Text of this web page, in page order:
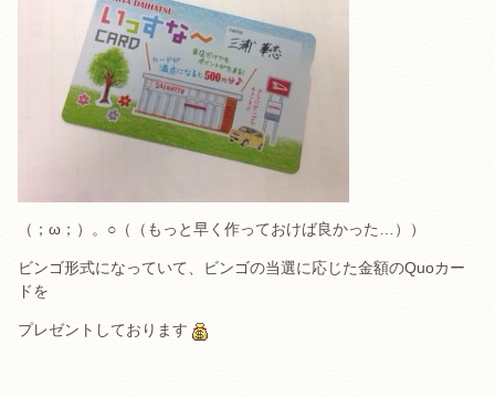
（；ω；）。○（（もっと早く作っておけば良かった…））
ビンゴ形式になっていて、ビンゴの当選に応じた金額のQuoカー
ドを
プレゼントしております